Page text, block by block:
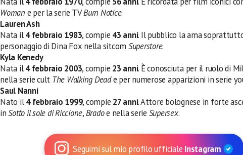
Woman e per la serie TVBurn Notice.
Lauren Ash
Nata il4 febbraio 1983, compie 43 anni. Il pubblico la ama
personaggio di Dina Fox nella sitcom Superstore.
Kyla Kenedy
Nata il4 febbraio 2003, compie 23 anni. È conosciuta per il ruolo di
nella serie cult The Walking Deade per numerose apparizioni in serie
Saul Nanni
Nato il4 febbraio 1999, compie 27 anni. Attore bolognese in forte
inSotto il sole di Riccione,Bradoe nella serie Supersex.
Seguimi sul mio profilo ufficiale Instagram